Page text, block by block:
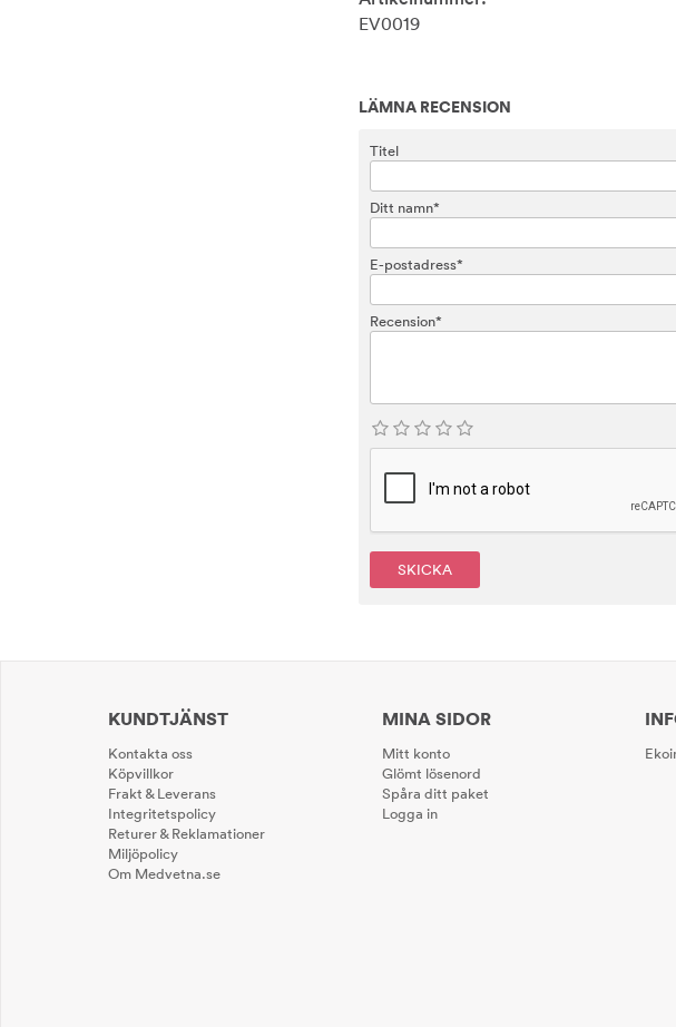
EV0019
LÄMNA RECENSION
Titel
Ditt namn*
E-postadress*
Recension*
SKICKA
KUNDTJÄNST
Kontakta oss
Köpvillkor
Frakt & Leverans
Integritetspolicy
Returer & Reklamationer
Miljöpolicy
Om Medvetna.se
MINA SIDOR
Mitt konto
Glömt lösenord
Spåra ditt paket
Logga in